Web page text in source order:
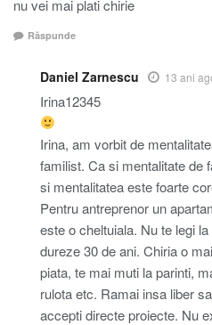
nu vei mai plati chirie
Răspunde
Daniel Zarnescu 13 ani
Irina12345
Irina, am vorbit de
familist. Ca si mentalitate de
si mentalitatea este foarte
Pentru antreprenor un
este o cheltuiala. Nu te legi
dureze 30 de ani. Chiria o
piata, te mai muti la parinti,
rulota etc. Ramai insa liber
accepti directe proiecte. Nu